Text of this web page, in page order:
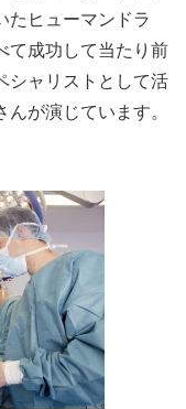
たヒューマンドラ
て成功して当たり前
シャリストとして活
が演じています。